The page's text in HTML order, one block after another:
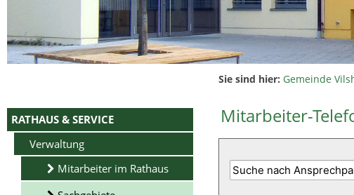
RATHAUS & SERVICE
Verwaltung
Mitarbeiter im Rathaus
Sie sind hier: Gemeinde
Mitarbeiter-